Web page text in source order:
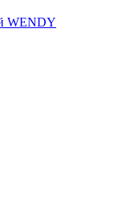
WENDY